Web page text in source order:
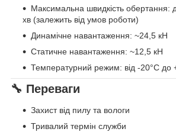
Максимальна швидкість обертання:
хв (залежить від умов роботи)
Динамічне навантаження: ~24,5 кН
Статичне навантаження: ~12,5 кН
Температурний режим: від -20°C до
🔧 Переваги
Захист від пилу та вологи
Тривалий термін служби